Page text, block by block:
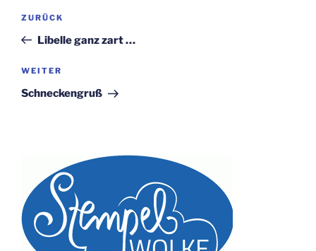
Beitragsnavigation
Vorheriger
Beitrag
ZURÜCK
Libelle ganz zart …
Nächster
Beitrag
WEITER
Schneckengruß